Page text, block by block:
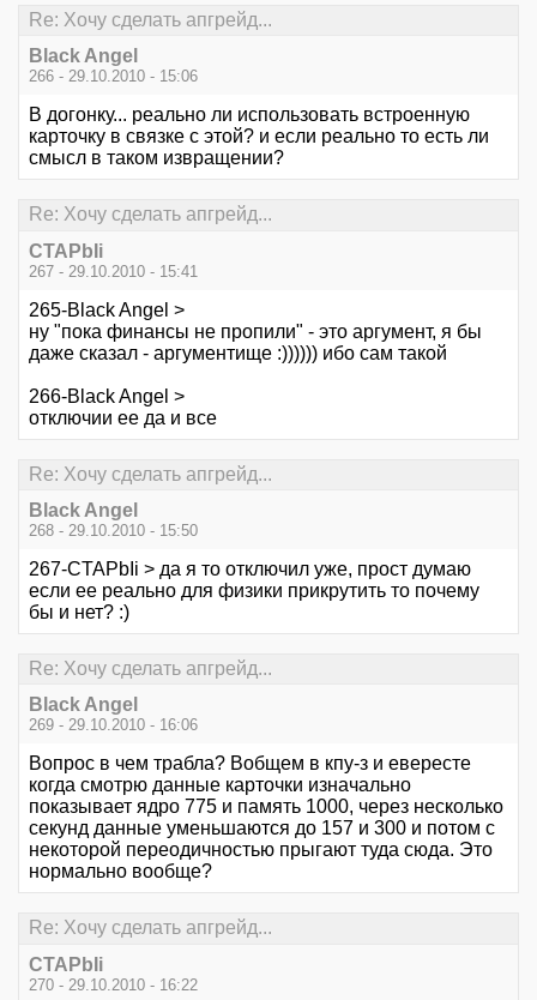
Re: Хочу сделать апгрейд...
Black Angel
266 - 29.10.2010 - 15:06
В догонку... реально ли использовать встроенную
карточку в связке с этой? и если реально то есть ли
смысл в таком извращении?
Re: Хочу сделать апгрейд...
CTAPbIi
267 - 29.10.2010 - 15:41
265-Black Angel >
ну "пока финансы не пропили" - это аргумент, я бы
даже сказал - аргументище :)))))) ибо сам такой
266-Black Angel >
отключии ее да и все
Re: Хочу сделать апгрейд...
Black Angel
268 - 29.10.2010 - 15:50
267-CTAPbIi > да я то отключил уже, прост думаю
если ее реально для физики прикрутить то почему
бы и нет? :)
Re: Хочу сделать апгрейд...
Black Angel
269 - 29.10.2010 - 16:06
Вопрос в чем трабла? Вобщем в кпу-з и евересте
когда смотрю данные карточки изначально
показывает ядро 775 и память 1000, через несколько
секунд данные уменьшаются до 157 и 300 и потом с
некоторой переодичностью прыгают туда сюда. Это
нормально вообще?
Re: Хочу сделать апгрейд...
CTAPbIi
270 - 29.10.2010 - 16:22